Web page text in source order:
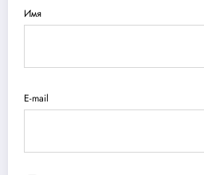
Имя
E-mail